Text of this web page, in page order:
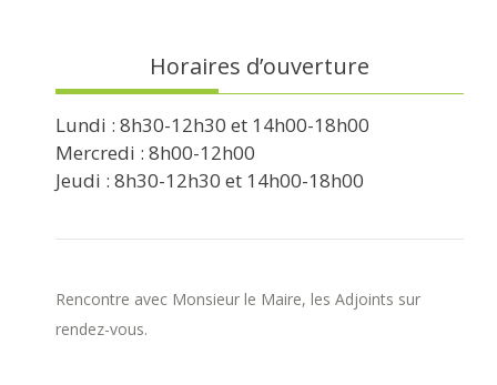
Horaires d’ouverture
Lundi : 8h30-12h30 et 14h00-18h00
Mercredi : 8h00-12h00
Jeudi : 8h30-12h30 et 14h00-18h00
Rencontre avec Monsieur le Maire, les Adjoints sur
rendez-vous.